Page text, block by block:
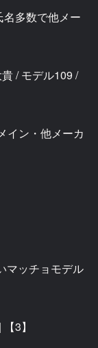
名多数で他メー
/ モデル109 /
イン・他メーカ
マッチョモデル
3】